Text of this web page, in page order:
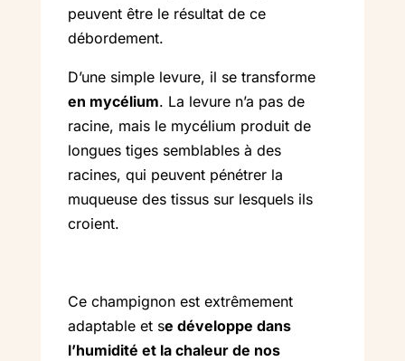
peuvent être le résultat de ce
débordement.
D’une simple levure, il se transforme
en mycélium. La levure n’a pas de
racine, mais le mycélium produit de
longues tiges semblables à des
racines, qui peuvent pénétrer la
muqueuse des tissus sur lesquels ils
croient.
Ce champignon est extrêmement
adaptable et se développe dans
l’humidité et la chaleur de nos